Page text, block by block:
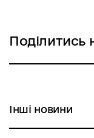
Поділитись
Інші новини